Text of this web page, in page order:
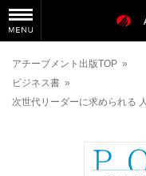
アチーブメント出版TOP »
ビジネス書 »
次世代リーダーに求められる